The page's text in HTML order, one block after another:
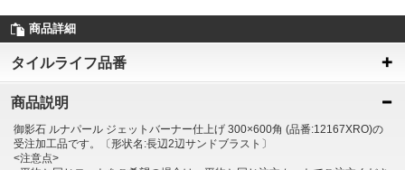
商品詳細
タイルライフ品番
商品説明
御影石 ルナパール ジェットバーナー仕上げ 300×600角 (品番:12167XRO)の
受注加工品です。〔形状名:長辺2辺サンドブラスト〕
<注意点>